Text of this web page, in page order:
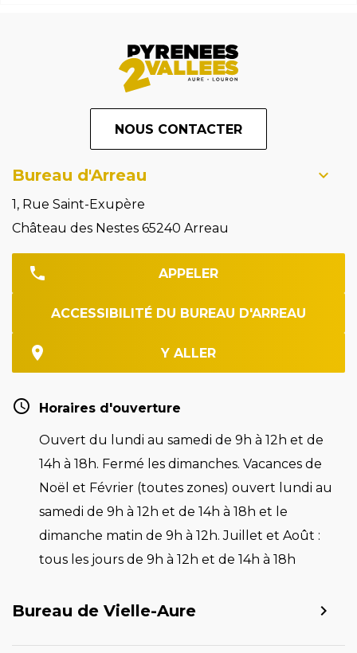
NOUS CONTACTER
Bureau d'Arreau
1, Rue Saint-Exupère
Château des Nestes 65240 Arreau
APPELER
ACCESSIBILITÉ DU BUREAU D'ARREAU
Y ALLER
Horaires d'ouverture
Ouvert du lundi au samedi de 9h à 12h et de
14h à 18h. Fermé les dimanches. Vacances de
Noël et Février (toutes zones) ouvert lundi au
samedi de 9h à 12h et de 14h à 18h et le
dimanche matin de 9h à 12h. Juillet et Août :
tous les jours de 9h à 12h et de 14h à 18h
Bureau de Vielle-Aure